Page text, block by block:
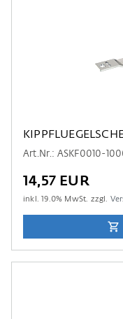
Art.Nr.: ASKF0010-
14,57 EUR
inkl.19.0% MwSt. zzgl.